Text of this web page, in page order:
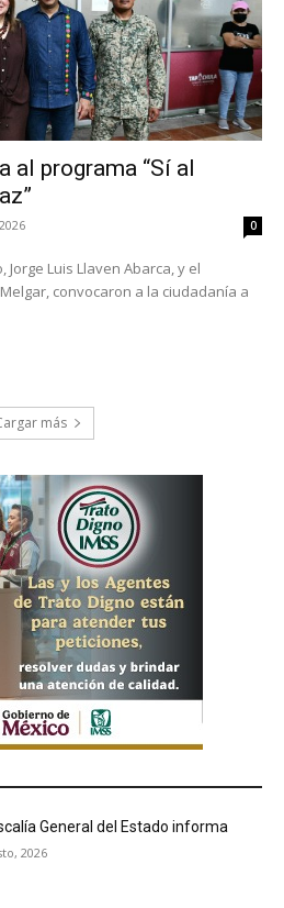
al programa “Sí al
0
Luis Llaven Abarca, y el
convocaron a la ciudadanía a
más
General del Estado informa
2026